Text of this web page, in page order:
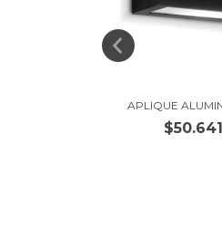
APLIQUE